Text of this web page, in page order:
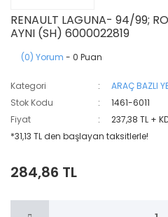
RENAULT LAGUNA- 94/99;
AYNI (SH) 6000022819
(0) Yorum - 0 Puan
Kategori
ARAÇ BAZLI
Stok Kodu
1461-6011
Fiyat
237,38 TL +
*31,13 TL den başlayan taksitlerle!
284,86 TL